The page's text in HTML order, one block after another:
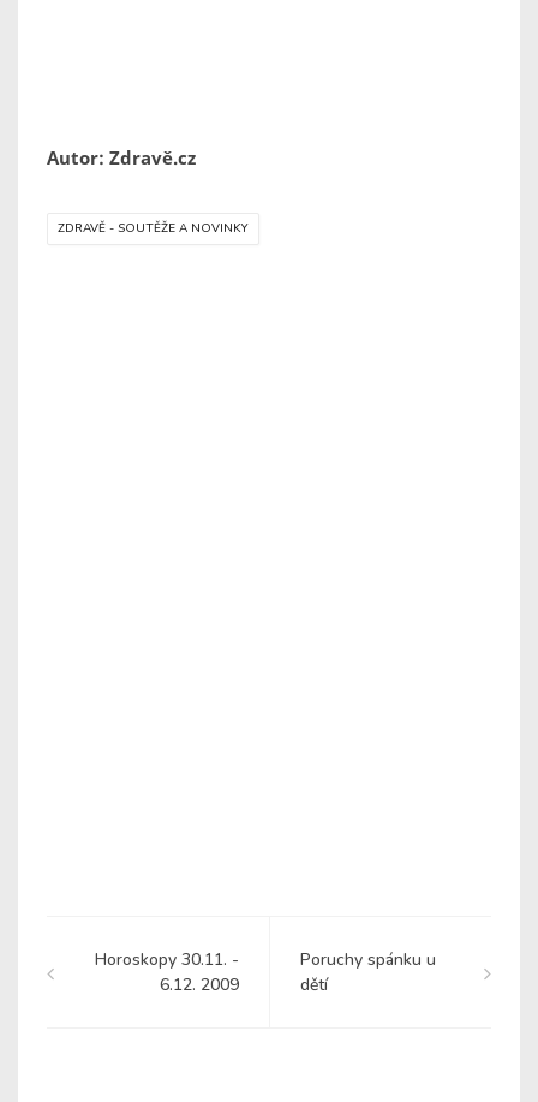
Autor: Zdravě.cz
ZDRAVĚ - SOUTĚŽE A NOVINKY
Horoskopy 30.11. -
6.12. 2009
Poruchy spánku u
dětí